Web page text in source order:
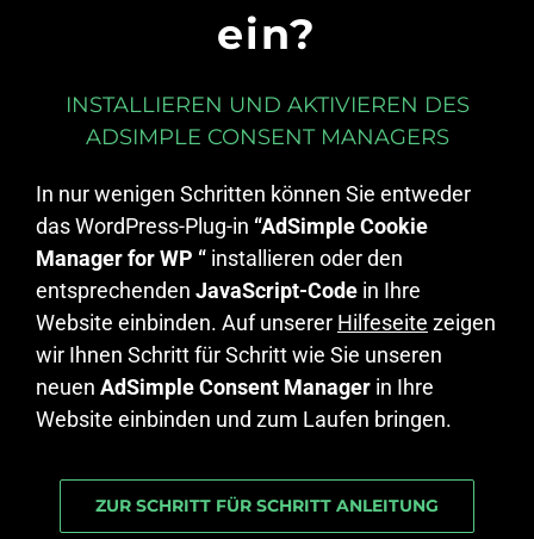
ein?
INSTALLIEREN UND AKTIVIEREN DES
ADSIMPLE CONSENT MANAGERS
In nur wenigen Schritten können Sie entweder
das WordPress-Plug-in “AdSimple Cookie
Manager for WP “ installieren oder den
entsprechenden JavaScript-Code in Ihre
Website einbinden. Auf unserer Hilfeseite zeigen
wir Ihnen Schritt für Schritt wie Sie unseren
neuen AdSimple Consent Manager in Ihre
Website einbinden und zum Laufen bringen.
ZUR SCHRITT FÜR SCHRITT ANLEITUNG